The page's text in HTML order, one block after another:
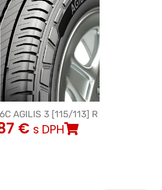
AGILIS 3 [115/113] R
€ s DPH